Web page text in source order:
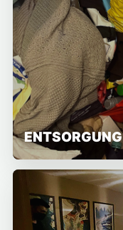
ENTSORGUNG